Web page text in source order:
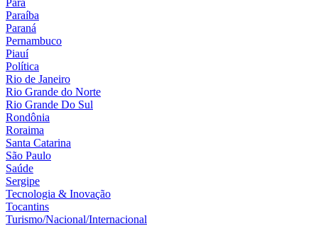
Paraíba
Paraná
Pernambuco
Piauí
Política
Rio de Janeiro
Rio Grande do Norte
Rio Grande Do Sul
Rondônia
Roraima
Santa Catarina
São Paulo
Saúde
Sergipe
Tecnologia & Inovação
Tocantins
Turismo/Nacional/Internacional